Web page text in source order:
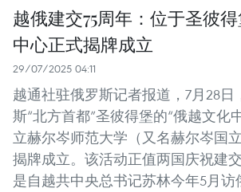
越俄建交75周年：位于圣彼
中心正式揭牌成立
29/07/2025 04:11
越通社驻俄罗斯记者报道，7月28日
斯“北方首都”圣彼得堡的“俄越文化
立赫尔岑师范大学（又名赫尔岑国
揭牌成立。该活动正值两国庆祝建
是自越共中央总书记苏林今年5月访